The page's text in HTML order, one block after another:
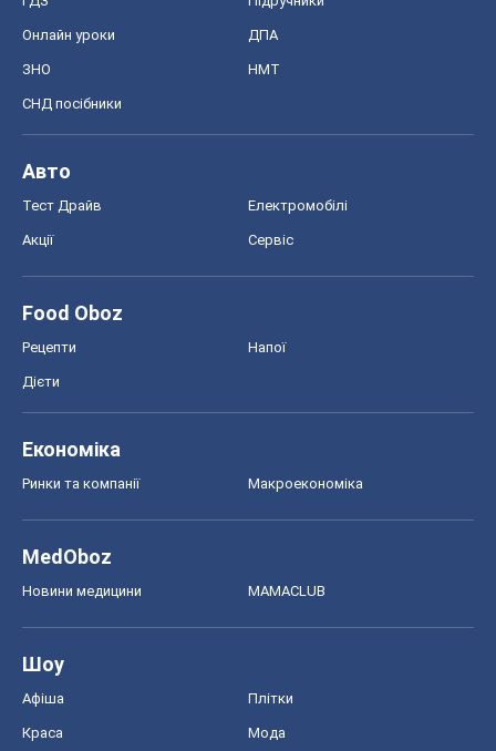
Онлайн уроки ДПА
ЗНО НМТ
СНД посібники
Авто
Тест Драйв Електромобілі
Акції Сервіс
Food Oboz
Рецепти Напої
Дієти
Економіка
Ринки та компанії Макроекономіка
MedOboz
Новини медицини MAMACLUB
Шоу
Афіша Плітки
Краса Мода